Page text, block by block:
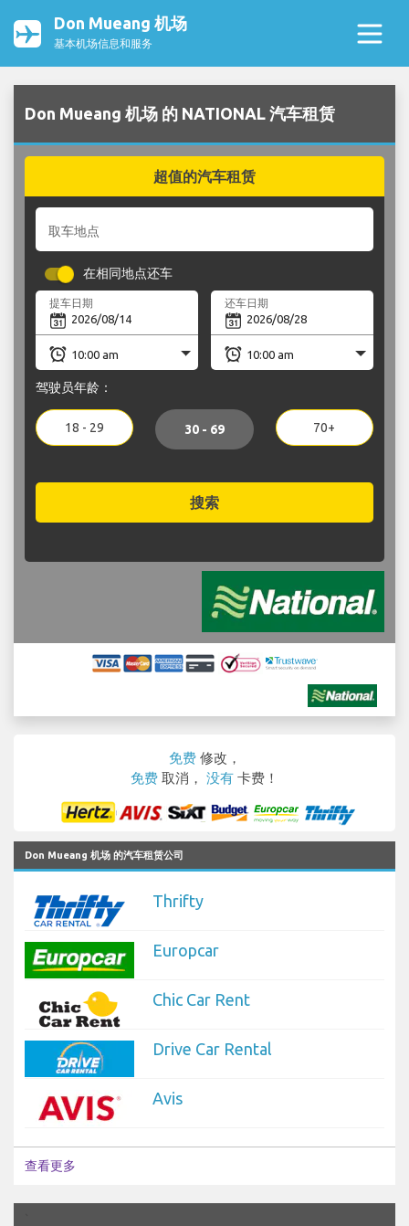
Don Mueang 机场
基本机场信息和服务
Don Mueang 机场 的 NATIONAL 汽车租赁
超值的汽车租赁
取车地点
在相同地点还车
提车日期 还车日期
驾驶员年龄：
18 - 29 30 - 69 70+
搜索
免费 修改，
免费 取消， 没有 卡费！
Don Mueang 机场 的汽车租赁公司
Thrifty
Europcar
Chic Car Rent
Drive Car Rental
Avis
查看更多